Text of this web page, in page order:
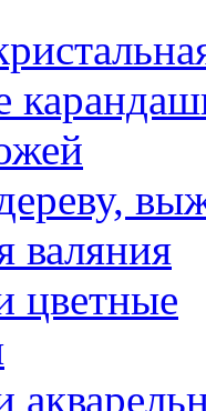
валяния
цветные